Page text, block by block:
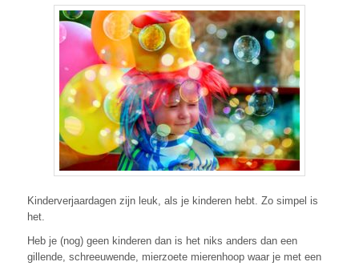
Kinderverjaardagen zijn leuk, als je kinderen hebt. Zo simpel is
het.
Heb je (nog) geen kinderen dan is het niks anders dan een
gillende, schreeuwende, mierzoete mierenhoop waar je met een